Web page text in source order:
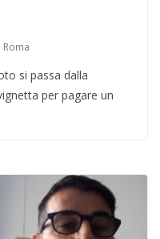
si passa dalla
per pagare un